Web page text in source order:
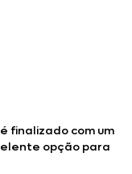
finalizado com um
opção para